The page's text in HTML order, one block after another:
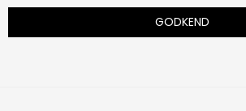
GODKEND